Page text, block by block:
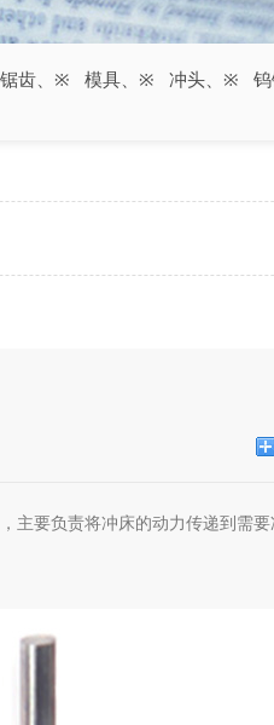
齿 模具 冲头
主要负责将冲床的动力传递到需